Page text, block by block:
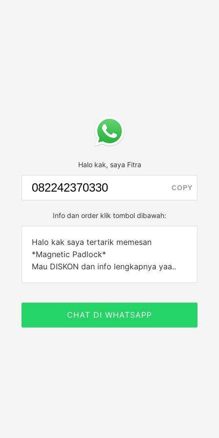
Halo kak, saya Fitra
COPY
Info dan order klik tombol dibawah:
Halo kak saya tertarik memesan
*Magnetic Padlock*
Mau DISKON dan info lengkapnya yaa..
CHAT DI WHATSAPP